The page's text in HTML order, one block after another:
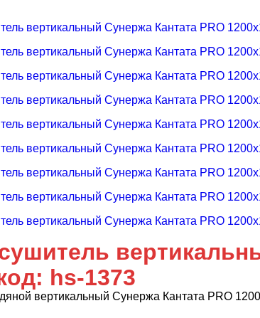
hs-1373
вертикальный Сунержа Кантата PRO